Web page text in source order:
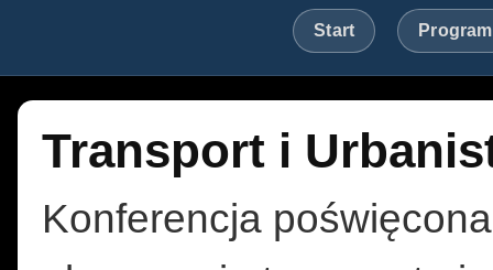
Start Program
Transport i
Konferencja